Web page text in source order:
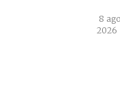
8
2026